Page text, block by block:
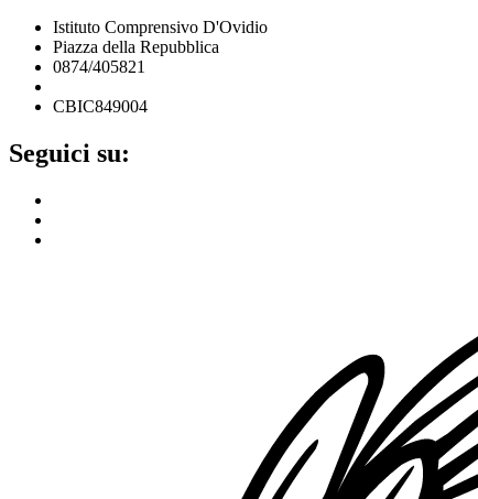
Istituto Comprensivo D'Ovidio
Piazza della Repubblica
0874/405821
CBIC849004
Seguici su: